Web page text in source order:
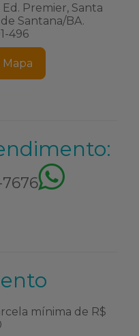
Ed. Premier, Santa
Santana/BA.
496
mínima de R$